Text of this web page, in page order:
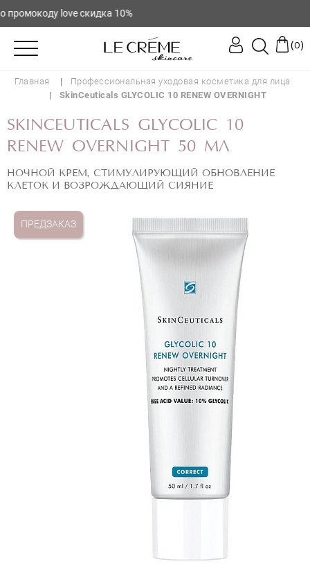
love скидка 10%
(0)
Главная
Профессиональная уходовая косметика для лица
SkinCeuticals GLYCOLIC 10 RENEW OVERNIGHT
SKINCEUTICALS GLYCOLIC 10
RENEW OVERNIGHT 50 МЛ
НОЧНОЙ КРЕМ, СТИМУЛИРУЮЩИЙ ОБНОВЛЕНИЕ
КЛЕТОК И ВОЗРОЖДАЮЩИЙ СИЯНИЕ
ПРЕДЗАКАЗ